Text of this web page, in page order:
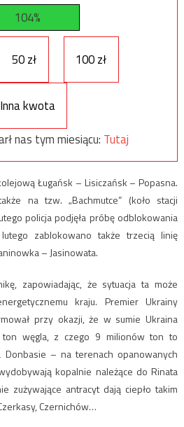
104%
50 zł 100 zł
Inna kwota
nas tym miesiącu: Tutaj
Ługańsk – Lisiczańsk – Popasna.
na tzw. „Bachmutce” (koło stacji
policja podjęła próbę odblokowania
zablokowano także trzecią linię
– Jasinowata.
zapowiadając, że sytuacja ta może
kraju. Premier Ukrainy
przy okazji, że w sumie Ukraina
węgla, z czego 9 milionów ton to
– na terenach opanowanych
kopalnie należące do Rinata
zużywające antracyt dają ciepło takim
Czernichów…